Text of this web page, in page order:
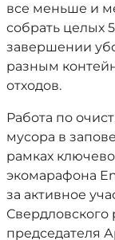
все меньше и
собрать целых
завершении
разным
отходов.
Работа по
мусора в
рамках
экомарафона
за активное
Свердловского
председателя